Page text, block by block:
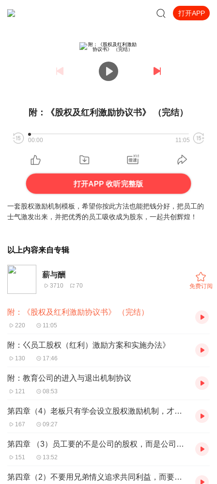
打开APP
附：《股权及红利激励协议书》 （完结）
00:00 11:05
打开APP 收听完整版
一套股权激励机制模板，希望你按此方法也能把钱分好，把员工的
士气激发出来，并把优秀的员工吸收成为股东，一起共创辉煌！
以上内容来自专辑
薪与酬
3710 70 免费订阅
附：《股权及红利激励协议书》 （完结）
220 11:05
附：巜员工股权（红利）激励方案和实施办法》
130 17:46
附：教育公司的进入与退出机制协议
121 08:53
第四章（4）老板只有学会设立股权激励机制，才能让天下英才为自
167 09:27
第四章 （3）员工要的不是公司的股权，而是公司的分红权！
151 13:52
第四章（2）不要用兄弟情义追求共同利益，而要用共同利益追求